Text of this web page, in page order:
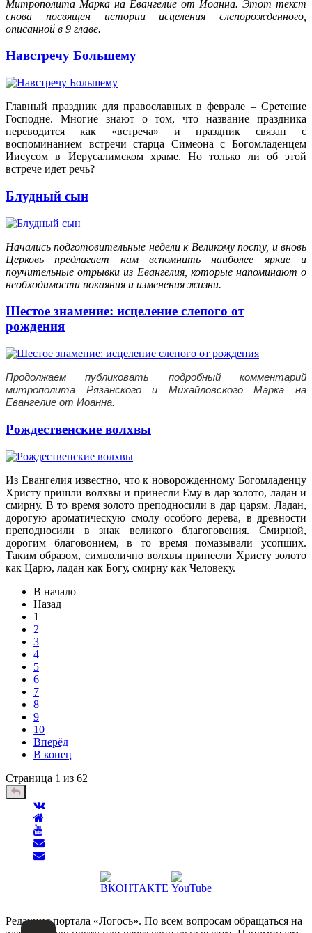
Митрополита Марка на Евангелие от Иоанна. Этот текст
снова посвящен истории исцеления слепорожденного,
описанной в 9 главе.
Навстречу Большему
Главный праздник для православных в феврале – Сретение
Господне. Многие знают о том, что название праздника
переводится как «встреча» и праздник связан с
воспоминанием встречи старца Симеона с Богомладенцем
Иисусом в Иерусалимском храме. Но только ли об этой
встрече идет речь?
Блудный сын
Начались подготовительные недели к Великому посту, и вновь
Церковь предлагает нам вспомнить наиболее яркие и
поучительные отрывки из Евангелия, которые напоминают о
необходимости покаяния и изменения жизни.
Шестое знамение: исцеление слепого от
рождения
Продолжаем публиковать подробный комментарий
митрополита Рязанского и Михайловского Марка на
Евангелие от Иоанна.
Рождественские волхвы
Из Евангелия известно, что к новорожденному Богомладенцу
Христу пришли волхвы и принесли Ему в дар золото, ладан и
смирну. В то время золото преподносили в дар царям. Ладан,
дорогую ароматическую смолу особого дерева, в древности
преподносили в знак великого благоговения. Смирной,
дорогим благовонием, в то время помазывали усопших.
Таким образом, символично волхвы принесли Христу золото
как Царю, ладан как Богу, смирну как Человеку.
В начало
Назад
1
2
3
4
5
6
7
8
9
10
Вперёд
В конец
Страница 1 из 62
Редакция портала «Логосъ». По всем вопросам обращаться на